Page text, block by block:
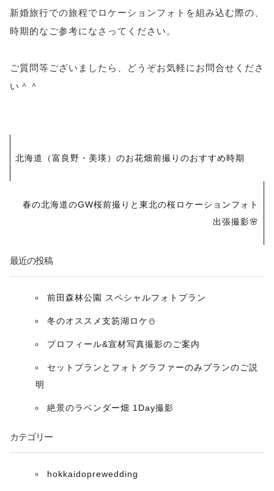
新婚旅行での旅程でロケーションフォトを組み込む際の、
時期的なご参考になさってください。
ご質問等ございましたら、どうぞお気軽にお問合せくださ
い＾＾
投
稿
ナ
ゲ
ー
北海道（富良野・美瑛）のお花畑前撮りのおすすめ時期
春の北海道のGW桜前撮りと東北の桜ロケーションフォト
出張撮影🌸
最近の投稿
前田森林公園 スペシャルフォトプラン
冬のオススメ支笏湖ロケ⛄️
プロフィール&宣材写真撮影のご案内
セットプランとフォトグラファーのみプランのご説
明
絶景のラベンダー畑 1Day撮影
カテゴリー
hokkaidoprewedding